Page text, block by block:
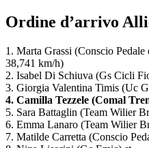
Ordine d’arrivo
1. Marta Grassi (Conscio
38,741 km/h)
2. Isabel Di Schiuva (Gs Cicli
3. Giorgia Valentina Timis (Uc
4. Camilla Tezzele (Comal
5. Sara Battaglin (Team Wilier
6. Emma Lanaro (Team Wilier
7. Matilde Carretta (Conscio